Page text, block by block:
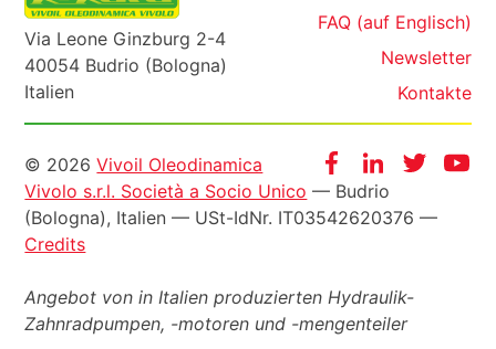
Via Leone Ginzburg 2-4
40054 Budrio (Bologna)
Italien
FAQ (auf Englisch)
Newsletter
Kontakte
FacebookInstagram
Twitter
Informazioni
legali
© 2026Vivoil Oleodinamica
Vivolo s.r.l. Società a Socio Unico — Budrio
(Bologna), Italien — USt-IdNr. IT03542620376 —
Credits
Angebot von in Italien produzierten Hydraulik-
Zahnradpumpen, -motoren und -mengenteiler